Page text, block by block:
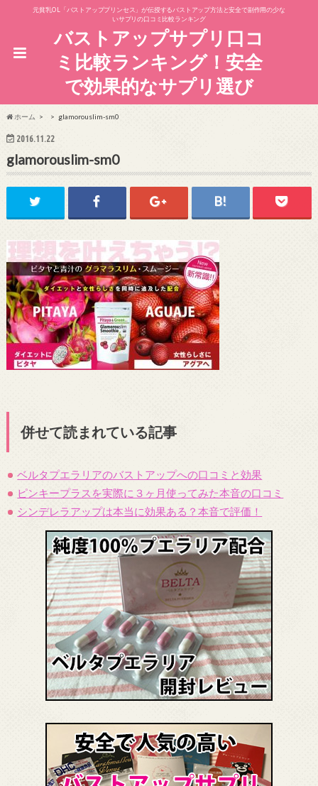
元貧乳OL「バストアッププリンセス」が伝授するバストアップ方法と安全で副作用の少な
いサプリの口コミ比較ランキング
バストアップサプリ口コ
ミ比較ランキング！安全
で効果的なサプリ選び
ホーム glamorouslim-sm0
2016.11.22
glamorouslim-sm0
併せて読まれている記事
ベルタプエラリアのバストアップへの口コミと効果
ピンキープラスを実際に３ヶ月使ってみた本音の口コミ
シンデレラアップは本当に効果ある？本音で評価！